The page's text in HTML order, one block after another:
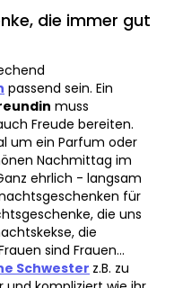
die immer gut
passend sein. Ein
muss
Freude bereiten.
um ein Parfum oder
Nachmittag im
ehrlich - langsam
für
die uns
die
sind Frauen...
Schwester z.B. zu